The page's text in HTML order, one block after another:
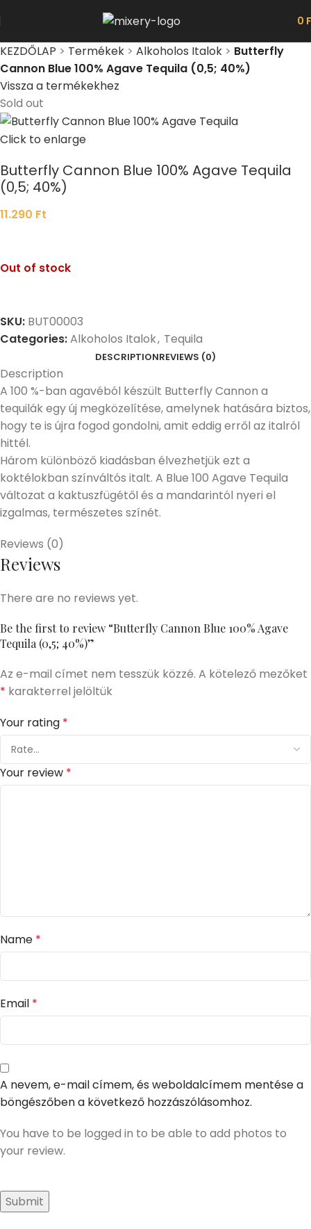
0
KEZDŐLAP > Termékek > Alkoholos Italok > Butterfly
Cannon Blue 100% Agave Tequila (0,5; 40%)
Vissza a termékekhez
Sold out
Click to enlarge
Butterfly Cannon Blue 100% Agave Tequila
(0,5; 40%)
11.290 Ft
Out of stock
SKU: BUT00003
Categories:Alkoholos Italok, Tequila
DESCRIPTIONREVIEWS (0)
Description
A 100 %-ban agavéból készült Butterfly Cannon a
tequilák egy új megközelítése, amelynek hatására biztos,
hogy te is újra fogod gondolni, amit eddig erről az italról
hittél.
Három különböző kiadásban élvezhetjük ezt a
koktélokban színváltós italt. A Blue 100 Agave Tequila
változat a kaktuszfügétől és a mandarintól nyeri el
izgalmas, természetes színét.
Reviews (0)
Reviews
There are no reviews yet.
Be the first to review “Butterfly Cannon Blue 100% Agave
Tequila (0,5; 40%)”
Az e-mail címet nem tesszük közzé. A kötelező mezőket
* karakterrel jelöltük
Your rating *
Your review *
Name *
Email *
A nevem, e-mail címem, és weboldalcímem mentése a
böngészőben a következő hozzászólásomhoz.
You have to be logged in to be able to add photos to
your review.